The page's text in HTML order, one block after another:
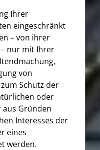
Ihrer
eingeschränkt
– von ihrer
nur mit Ihrer
von
Schutz der
oder
Gründen
Interesses der
eines
werden.